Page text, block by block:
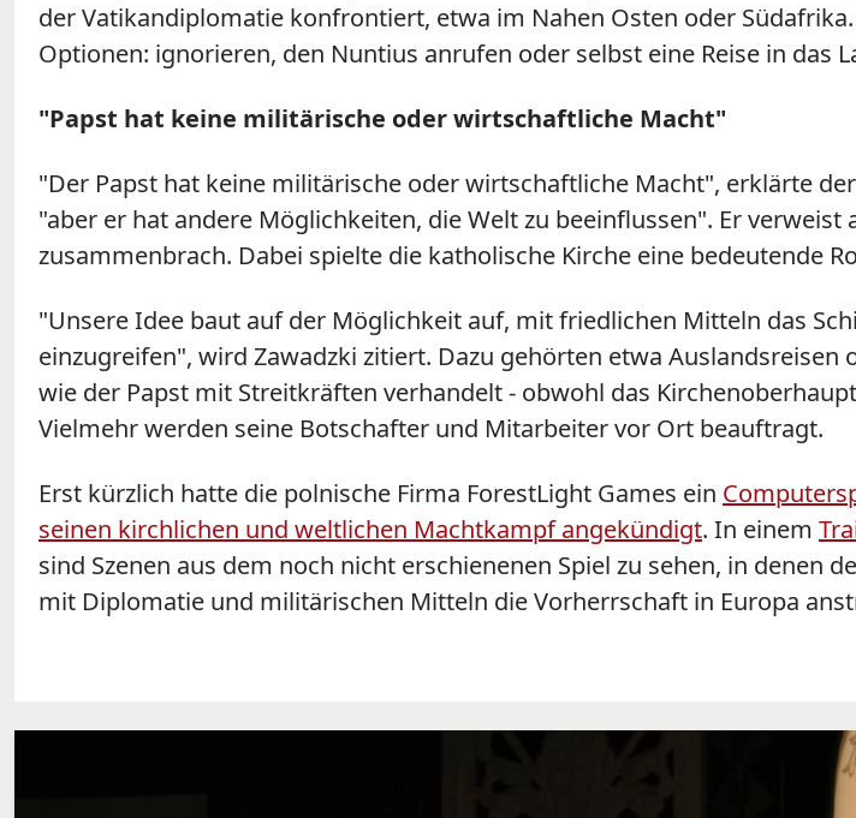
der Vatikandiplomatie konfrontiert, etwa im Nahen Osten oder
Optionen: ignorieren, den Nuntius anrufen oder selbst eine Reise in das
"Papst hat keine militärische oder wirtschaftliche Macht"
"Der Papst hat keine militärische oder wirtschaftliche Macht", erklärte
"aber er hat andere Möglichkeiten, die Welt zu beeinflussen". Er
zusammenbrach. Dabei spielte die katholische Kirche eine bedeutende
"Unsere Idee baut auf der Möglichkeit auf, mit friedlichen Mitteln das
einzugreifen", wird Zawadzki zitiert. Dazu gehörten etwa
wie der Papst mit Streitkräften verhandelt - obwohl das
Vielmehr werden seine Botschafter und Mitarbeiter vor Ort beauftragt.
Erst kürzlich hatte die polnische Firma ForestLight Games ein
seinen kirchlichen und weltlichen Machtkampf angekündigt. In einem
sind Szenen aus dem noch nicht erschienenen Spiel zu sehen, in
mit Diplomatie und militärischen Mitteln die Vorherrschaft in Europa